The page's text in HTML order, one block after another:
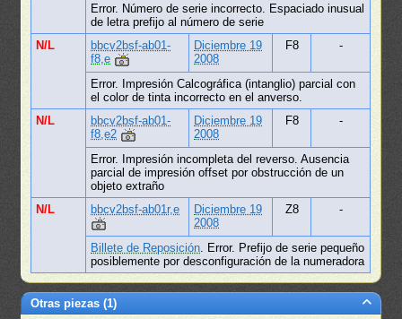
Error. Número de serie incorrecto. Espaciado inusual
de letra prefijo al número de serie
N/L
bbcv2bsf-ab01-
f8,e
Diciembre 19
2008
F8 -
Error. Impresión Calcográfica (intanglio) parcial con
el color de tinta incorrecto en el anverso.
N/L
bbcv2bsf-ab01-
f8,e2
Diciembre 19
2008
F8 -
Error. Impresión incompleta del reverso. Ausencia
parcial de impresión offset por obstrucción de un
objeto extraño
N/L
bbcv2bsf-ab01r,e
Diciembre 19
2008
Z8 -
Billete de Reposición . Error. Prefijo de serie pequeño
posiblemente por desconfiguración de la numeradora
Otras piezas (1)